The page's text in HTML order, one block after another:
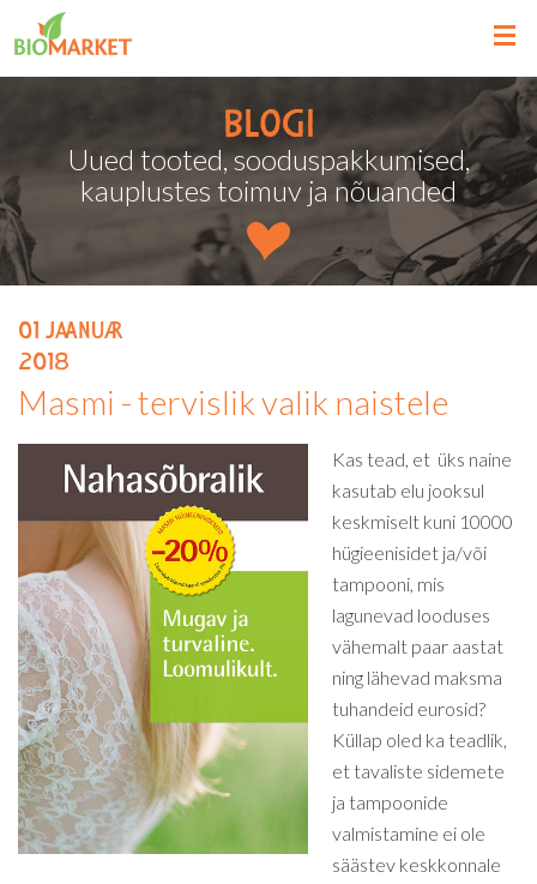
Blogi
Uued tooted, sooduspakkumised,
kauplustes toimuv ja nõuanded
01 jaanuar
2018
Masmi - tervislik valik naistele
Kas tead, et üks naine
kasutab elu jooksul
keskmiselt kuni 10000
hügieenisidet ja/või
tampooni, mis
lagunevad looduses
vähemalt paar aastat
ning lähevad maksma
tuhandeid eurosid?
Küllap oled ka teadlik,
et tavaliste sidemete
ja tampoonide
valmistamine ei ole
säästev keskkonnale